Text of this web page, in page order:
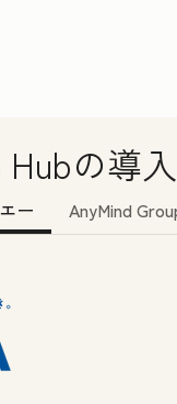
Hubの導
ー AnyMind